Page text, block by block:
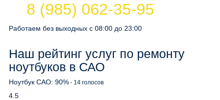
8 (985) 062-35-95
Работаем без выходных с 08:00 до 23:00
Наш рейтинг услуг по ремонту
ноутбуков в САО
Ноутбук САО: 90% - 14 голосов
4.5